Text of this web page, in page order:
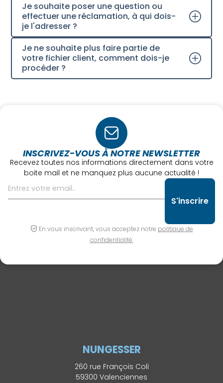
Je souhaite poser une question ou
effectuer une réclamation, à qui dois-
je l'adresser ?
Je ne souhaite plus faire partie de
votre fichier client, comment dois-je
procéder ?
INSCRIVEZ-VOUS À NOTRE NEWSLETTER
Recevez toutes nos informations directement dans votre
boite mail et ne manquez plus aucune actualité !
En vous inscrivant, vous acceptez notre politique de
confidentialité.
NUNGESSER
260 rue François Coli
59300 Valenciennes